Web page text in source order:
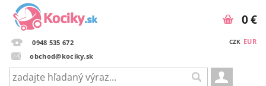
0948 535 672
obchod@kociky.sk
CZK EUR
0 €